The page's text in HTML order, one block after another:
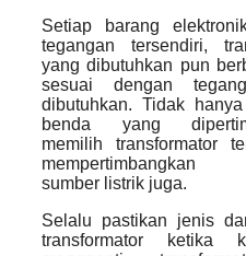
Setiap barang
tegangan tersendiri,
yang dibutuhkan pun
sesuai dengan
dibutuhkan. Tidak
benda yang
memilih transformator
mempertimbangkan
sumber listrik juga.
Selalu pastikan jenis
transformator ketika